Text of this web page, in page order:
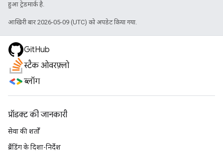
हुआ ट्रेडमार्क है.
आखिरी बार 2026-05-09 (UTC) को अपडेट किया गया.
GitHub
स्टैक ओवरफ़्लो
ब्लॉग
प्रॉडक्ट की जानकारी
सेवा की शर्तों
ब्रैंडिंग के दिशा-निर्देश